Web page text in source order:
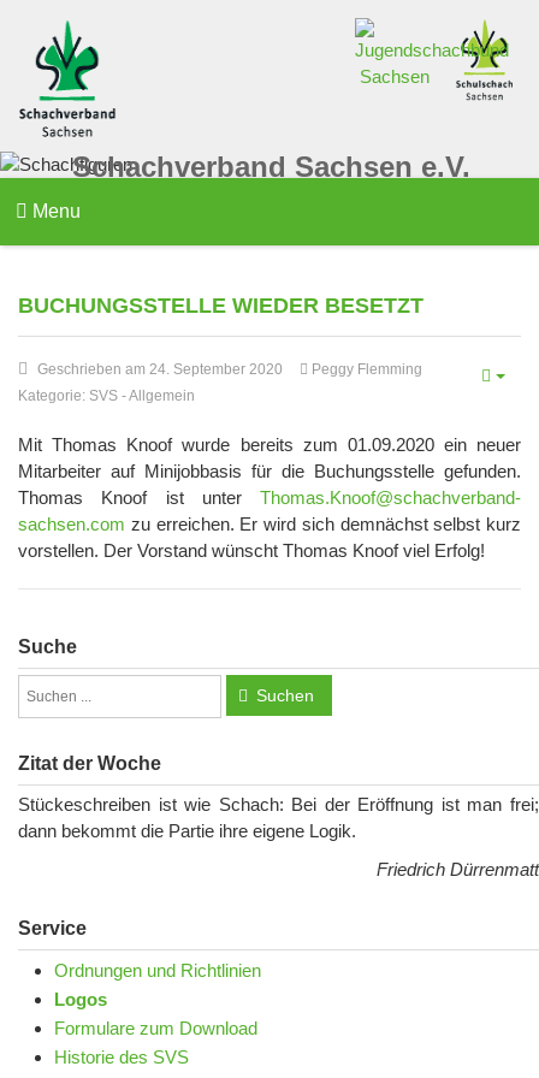
Schachverband Sachsen e.V.
Menu
BUCHUNGSSTELLE WIEDER BESETZT
Geschrieben am 24. September 2020
Peggy Flemming
Kategorie: SVS -Allgemein
Mit Thomas Knoof wurde bereits zum 01.09.2020 ein neuer
Mitarbeiter auf Minijobbasis für die Buchungsstelle gefunden.
Thomas Knoof ist unter Thomas.Knoof@schachverband-
sachsen.com zu erreichen. Er wird sich demnächst selbst kurz
vorstellen. Der Vorstand wünscht Thomas Knoof viel Erfolg!
Suche
Suchen
Zitat der Woche
Stückeschreiben ist wie Schach: Bei der Eröffnung ist man frei;
dann bekommt die Partie ihre eigene Logik.
Friedrich Dürrenmatt
Service
Ordnungen und Richtlinien
Logos
Formulare zum Download
Historie des SVS